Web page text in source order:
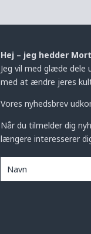
Hej – jeg hedder
Jeg vil med glæde dele
med at ændre jeres
Vores nyhedsbrev
Når du tilmelder dig
længere interesserer